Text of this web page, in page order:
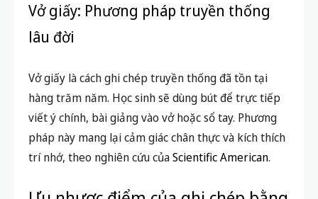
Vở giấy: Phương pháp truyền thống
lâu đời
Vở giấy là cách ghi chép truyền thống đã tồn tại
hàng trăm năm. Học sinh sẽ dùng bút để trực tiếp
viết ý chính, bài giảng vào vở hoặc sổ tay. Phương
pháp này mang lại cảm giác chân thực và kích thích
trí nhớ, theo nghiên cứu củaScientific American.